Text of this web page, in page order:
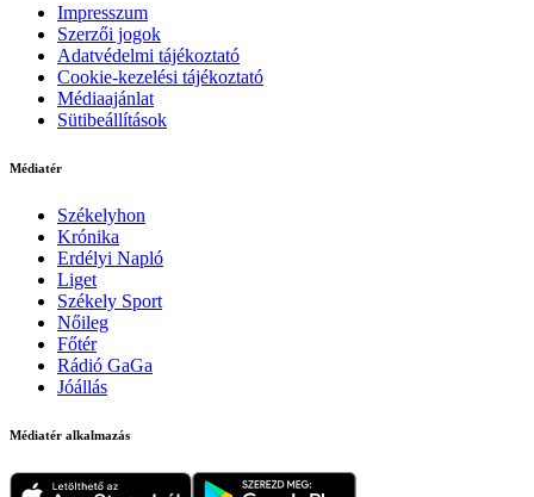
Impresszum
Szerzői jogok
Adatvédelmi tájékoztató
Cookie-kezelési tájékoztató
Médiaajánlat
Sütibeállítások
Médiatér
Székelyhon
Krónika
Erdélyi Napló
Liget
Székely Sport
Nőileg
Főtér
Rádió GaGa
Jóállás
Médiatér alkalmazás